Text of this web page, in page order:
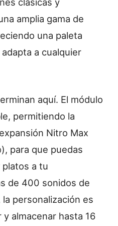
amplia gama de
una paleta
a cualquier
aquí. El módulo
permitiendo la
Nitro Max
para que puedas
platos a tu
de 400 sonidos de
personalización es
almacenar hasta 16